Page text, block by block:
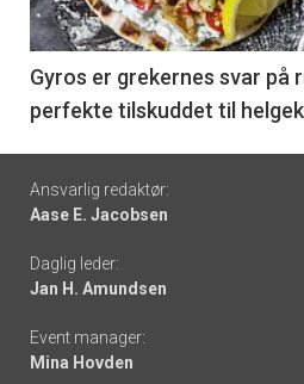
-
6
Gyros er grekernes svar på
perfekte tilskuddet til
Footer
-
links
Ansvarlig redaktør:
Aase E. Jacobsen
Daglig leder:
Jan H. Amundsen
Event manager:
Mina Hovden